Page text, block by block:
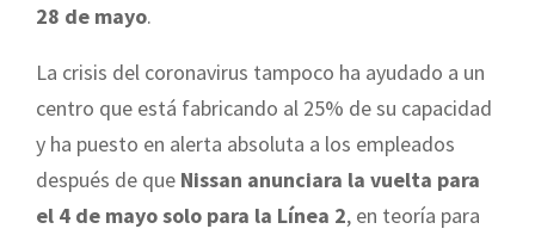
28 de mayo.
La crisis del coronavirus tampoco ha ayudado a un
centro que está fabricando al 25% de su capacidad
y ha puesto en alerta absoluta a los empleados
después de que Nissan anunciara la vuelta para
el 4 de mayo solo para la Línea 2, en teoría para